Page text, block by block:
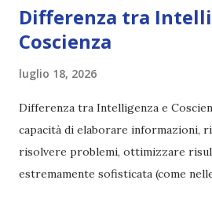
Differenza tra
Coscienza
luglio 18, 2026
Differenza tra Intelligenza e
capacità di elaborare informazioni,
risolvere problemi, ottimizzare
estremamente sofisticata (come